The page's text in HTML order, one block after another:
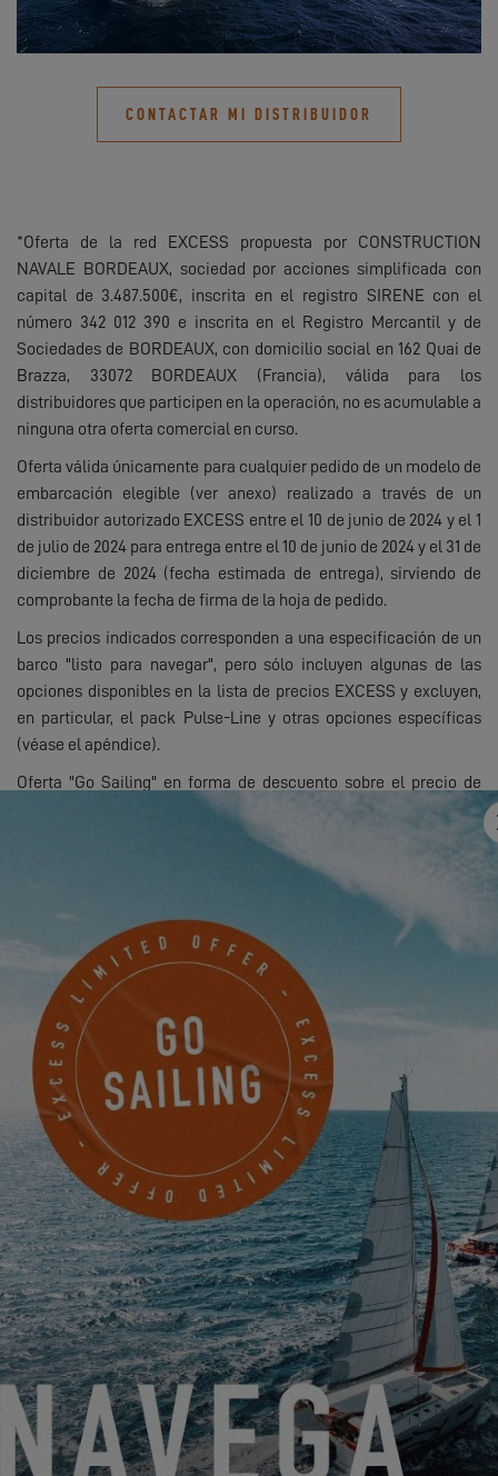
CONTACTAR MI DISTRIBUIDOR
*Oferta de la red EXCESS propuesta por CONSTRUCTION
NAVALE BORDEAUX, sociedad por acciones simplificada con
capital de 3.487.500€, inscrita en el registro SIRENE con el
número 342 012 390 e inscrita en el Registro Mercantil y de
Sociedades de BORDEAUX, con domicilio social en 162 Quai de
Brazza, 33072 BORDEAUX (Francia), válida para los
distribuidores que participen en la operación, no es acumulable a
ninguna otra oferta comercial en curso.
Oferta válida únicamente para cualquier pedido de un modelo de
embarcación elegible (ver anexo) realizado a través de un
distribuidor autorizado EXCESS entre el 10 de junio de 2024 y el 1
de julio de 2024 para entrega entre el 10 de junio de 2024 y el 31 de
diciembre de 2024 (fecha estimada de entrega), sirviendo de
comprobante la fecha de firma de la hoja de pedido.
Los precios indicados corresponden a una especificación de un
barco "listo para navegar", pero sólo incluyen algunas de las
opciones disponibles en la lista de precios EXCESS y excluyen,
en particular, el pack Pulse-Line y otras opciones específicas
(véase el apéndice).
Oferta "Go Sailing" en forma de descuento sobre el precio de
venta recomendado de la embarcación elegible (8% sobre el
precio de venta recomendado de
incluidos, es decir, un descuento total máximo de 35.104,00 €,
impuestos incluidos), siempre que se cumplan las disposiciones
de la oferta promocional expuestas anteriormente.
La sociedad CONSTRUCTION NAVALE BORDEAUX se reserva el
derecho de anular la oferta o de sustituirla por otra de valor
equivalente o superior, sin que el beneficiario pueda reclamar
ninguna otra compensación, indemnización de ningún tipo o
equivalente en metálico.
Fotos y elementos visuales no contractuales.
Oferta válida con pago al contado o con financiación**.
**La oferta de financiación sólo es válida para la financiación a
plazos durante un máximo de 5 años con un pago inicial mínimo
del 30% del precio de venta de la embarcación, IVA incluido y
entrega hasta el 31/12/2024. Ejemplo de financiación a crédito a
60 meses para una embarcación EXCESS 11 con un precio de
venta de 438.736,00 € IVA incluido (con opciones y motor).
Aportación inicial de 131 620,79 €, lo que supone un importe total
del crédito de 307 115,21€, IVA incluido. El préstamo se concede a
una TAE fija del 3,99% y un tipo de interés nominal del 3,92%.
Amortización con 60 cuotas mensuales de 5.644,91€, es decir, un
coste total del crédito de 31.579,39 € (incluidos 0 euros de gastos
de apertura y 31.579,39 € de intereses) y un importe total